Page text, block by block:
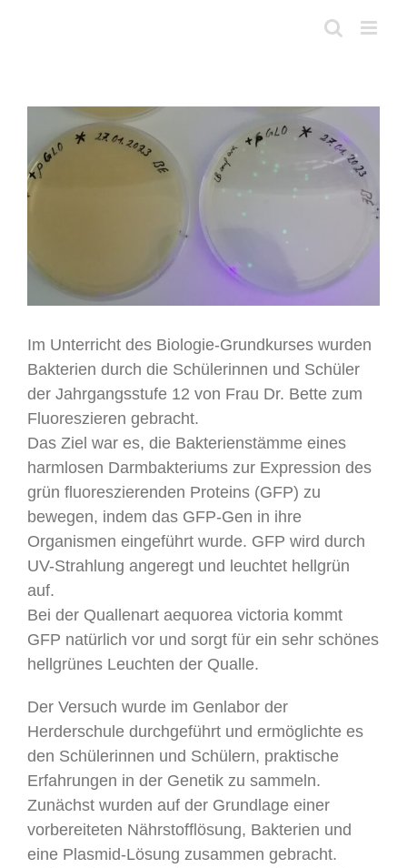
Larger
Image
Im Unterricht des Biologie-Grundkurses wurden
Bakterien durch die Schülerinnen und Schüler
der Jahrgangsstufe 12 von Frau Dr. Bette zum
Fluoreszieren gebracht.
Das Ziel war es, die Bakterienstämme eines
harmlosen Darmbakteriums zur Expression des
grün fluoreszierenden Proteins (GFP) zu
bewegen, indem das GFP-Gen in ihre
Organismen eingeführt wurde. GFP wird durch
UV-Strahlung angeregt und leuchtet hellgrün
auf.
Bei der Quallenart aequorea victoria kommt
GFP natürlich vor und sorgt für ein sehr schönes
hellgrünes Leuchten der Qualle.
Der Versuch wurde im Genlabor der
Herderschule durchgeführt und ermöglichte es
den Schülerinnen und Schülern, praktische
Erfahrungen in der Genetik zu sammeln.
Zunächst wurden auf der Grundlage einer
vorbereiteten Nährstofflösung, Bakterien und
eine Plasmid-Lösung zusammen gebracht.